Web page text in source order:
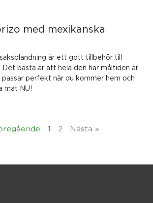
med mexikanska
är ett gott tillbehör till
Det bästa är att hela den här måltiden är
passar perfekt när du kommer hem och
mat NU!
1 2 Nästa »